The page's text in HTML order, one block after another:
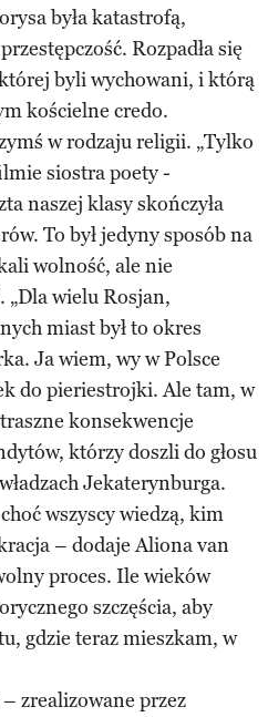
była katastrofą,
Rozpadła się
byli wychowani, i którą
kościelne credo.
w rodzaju religii. „Tylko
siostra poety -
naszej klasy skończyła
To był jedyny sposób na
wolność, ale nie
„Dla wielu Rosjan,
miast był to okres
Ja wiem, wy w Polsce
do pieriestrojki. Ale tam, w
konsekwencje
którzy doszli do głosu
Jekaterynburga.
wszyscy wiedzą, kim
– dodaje Aliona van
proces. Ile wieków
szczęścia, aby
gdzie teraz mieszkam, w
zrealizowane przez